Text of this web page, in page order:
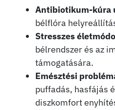
Antibiotikum-kúra
bélflóra
Stresszes
bélrendszer és az
támogatására.
Emésztési
puffadás, hasfájás
diszkomfort